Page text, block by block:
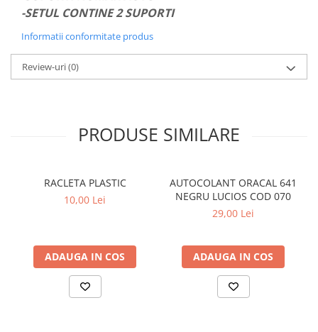
PARASOLARE
PAUL WALKER STICKER
PENTRU FETE
PRODUSE IN TRENDING
STICKERE CRĂCIUN
STICKERE GEAM MIC
STICKERE PENTRU LATERALE
STICKERE PERSONALIZATE
STICKERE PRAGURI
-SETUL CONTINE 2 SUPORTI
Informatii conformitate produs
Review-uri(0)
PRODUSE SIMILARE
RACLETA PLASTIC
10,00 Lei
ADAUGA IN COS
AUTOCOLANT ORACAL 641
NEGRU LUCIOS COD 070
29,00 Lei
ADAUGA IN COS